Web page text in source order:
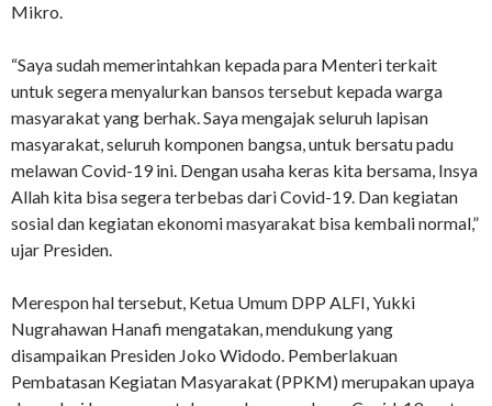
Mikro.
“Saya sudah memerintahkan kepada para Menteri terkait
untuk segera menyalurkan bansos tersebut kepada warga
masyarakat yang berhak. Saya mengajak seluruh lapisan
masyarakat, seluruh komponen bangsa, untuk bersatu padu
melawan Covid-19 ini. Dengan usaha keras kita bersama, Insya
Allah kita bisa segera terbebas dari Covid-19. Dan kegiatan
sosial dan kegiatan ekonomi masyarakat bisa kembali normal,”
ujar Presiden.
Merespon hal tersebut, Ketua Umum DPP ALFI, Yukki
Nugrahawan Hanafi mengatakan, mendukung yang
disampaikan Presiden Joko Widodo. Pemberlakuan
Pembatasan Kegiatan Masyarakat (PPKM) merupakan upaya